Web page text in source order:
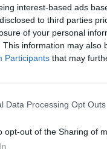
interest-based ads
to third parties
of your personal
This information may also
Participants that may
Data Processing Opt Outs
opt-out of the Sharing of
με
να δοθεί σαφής
σενάρια,
καιρικών